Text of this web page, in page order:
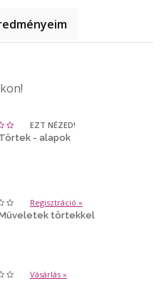
EZT NÉZED!
- alapok
Regisztráció »
Műveletek törtekkel
Vásárlás »